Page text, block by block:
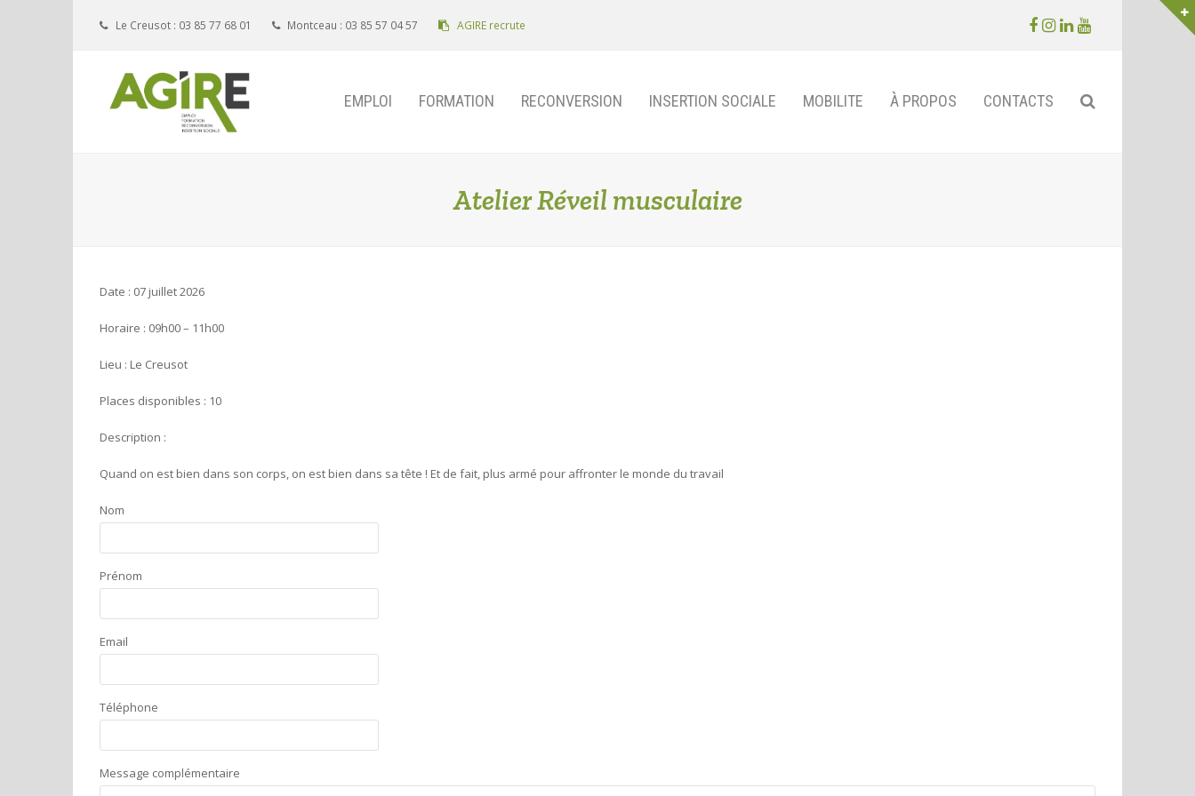
Le Creusot : 03 85 77 68 01 Montceau : 03 85 57 04 57 AGIRE recrute Facebook
Instagram
LinkedIn
Youtube
EMPLOI FORMATION RECONVERSION INSERTION SOCIALE MOBILITE À PROPOS CONTACTS
Atelier Réveil musculaire
Date : 07 juillet 2026
Horaire : 09h00 – 11h00
Lieu : Le Creusot
Places disponibles : 10
Description :
Quand on est bien dans son corps, on est bien dans sa tête ! Et de fait, plus armé pour affronter le monde du travail
Nom
Prénom
Email
Téléphone
Message complémentaire